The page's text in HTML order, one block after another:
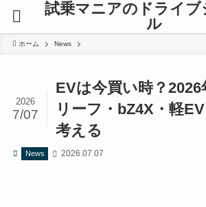
試乗マニアのドライブ
ル
ホーム News
EVは今買い時？2026
リーフ・bZ4X・軽
考える
2026
7/07
News 2026.07.07